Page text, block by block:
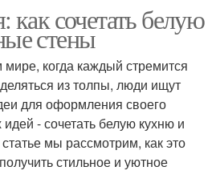
как сочетать белую
стены
когда каждый стремится
из толпы, люди ищут
для оформления своего
- сочетать белую кухню и
мы рассмотрим, как это
стильное и уютное